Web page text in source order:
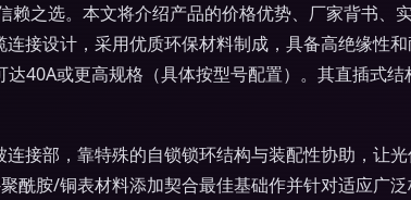
赖之选。本文将介绍产品的价格优势、厂家背书
接设计，采用优质环保材料制成，具备高绝缘性
40A或更高规格（具体按型号配置）。其直插式
连接部，靠特殊的自锁锁环结构与装配性协助，
酰胺/铜表材料添加契合最佳基础作并针对适应广